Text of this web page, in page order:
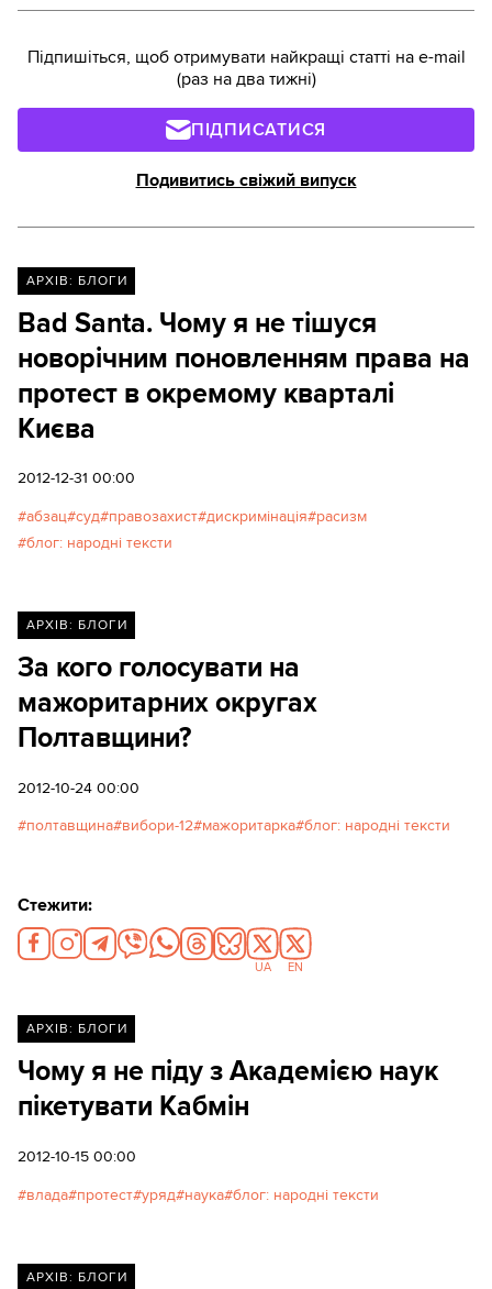
Підпишіться, щоб отримувати найкращі статті на e-mail
(раз на два тижні)
ПІДПИСАТИСЯ
Подивитись свіжий випуск
АРХІВ: БЛОГИ
Bad Santa. Чому я не тішуся
новорічним поновленням права на
протест в окремому кварталі
Києва
2012-12-31 00:00
абзац суд правозахист дискримінація расизм
блог: народні тексти
АРХІВ: БЛОГИ
За кого голосувати на
мажоритарних округах
Полтавщини?
2012-10-24 00:00
полтавщина вибори-12 мажоритарка блог: народні тексти
Стежити:
UA EN
АРХІВ: БЛОГИ
Чому я не піду з Академією наук
пікетувати Кабмін
2012-10-15 00:00
влада протест уряд наука блог: народні тексти
АРХІВ: БЛОГИ